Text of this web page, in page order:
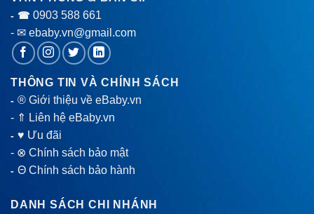
- ☎ 0903 588 661
- ✉ ebaby.vn@gmail.com
THÔNG TIN VÀ CHÍNH SÁCH
-® Giới thiệu về eBaby.vn
- ⇑ Liên hệ eBaby.vn
-♥ Ưu đãi
- ⊗ Chính sách bảo mật
-Θ Chính sách bảo hành
DANH SÁCH CHI NHÁNH